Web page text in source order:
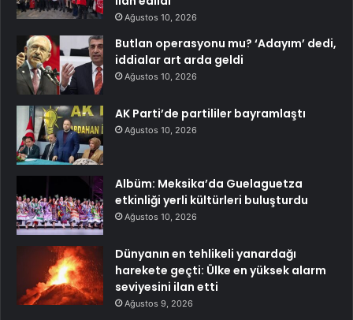
Ağustos 10, 2026
Butlan operasyonu mu? ‘Adayım’ dedi,
iddialar art arda geldi
Ağustos 10, 2026
AK Parti’de partililer bayramlaştı
Ağustos 10, 2026
Albüm: Meksika’da Guelaguetza
etkinliği yerli kültürleri buluşturdu
Ağustos 10, 2026
Dünyanın en tehlikeli yanardağı
harekete geçti: Ülke en yüksek alarm
seviyesini ilan etti
Ağustos 9, 2026